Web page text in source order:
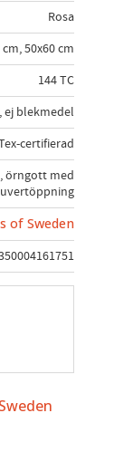
Rosa
50x60 cm
144 TC
ej blekmedel
certifierad
örngott med
of Sweden